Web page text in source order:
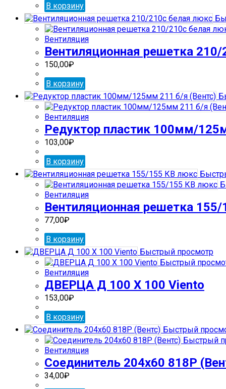
В корзину
Вентиляция
Вентиляционная решетка
150,00₽
В корзину
Вентиляция
Редуктор пластик 100мм/
103,00₽
В корзину
Вентиляция
Вентиляционная решетка
77,00₽
В корзину
Быстрый просмотр
Быстрый
Вентиляция
ДВЕРЦА Д 100 Х 100 Viento
153,00₽
В корзину
Быстрый
Быстрый
Вентиляция
Соединитель 204х60 818Р
34,00₽